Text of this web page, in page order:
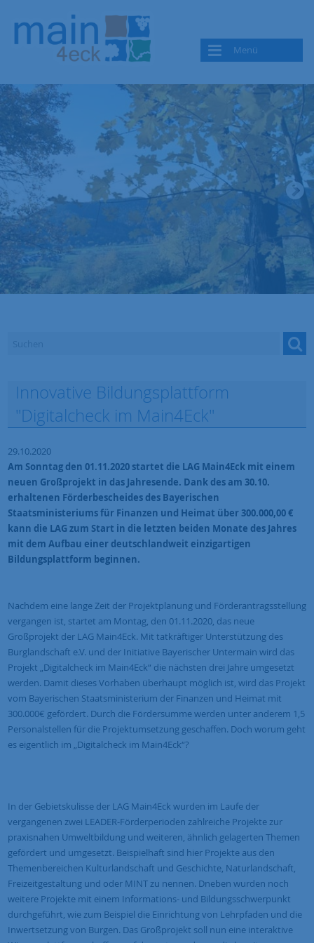
Menü
Die LAG Main4Eck
Die Gebietskulisse
Organisationsstruktur
Team
Termine
Mitglied werden
Netzwerkpartner*innen
LEADER
BIA
Mein Projekt
100Projekte
Innovative Bildungsplattform
"Digitalcheck im Main4Eck"
29.10.2020
Am Sonntag den 01.11.2020 startet die LAG Main4Eck mit einem
neuen Großprojekt in das Jahresende. Dank des am 30.10.
erhaltenen Förderbescheides des Bayerischen
Staatsministeriums für Finanzen und Heimat über 300.000,00 €
kann die LAG zum Start in die letzten beiden Monate des Jahres
mit dem Aufbau einer deutschlandweit einzigartigen
Bildungsplattform beginnen.
Nachdem eine lange Zeit der Projektplanung und Förderantragsstellung
vergangen ist, startet am Montag, den 01.11.2020, das neue
Großprojekt der LAG Main4Eck. Mit tatkräftiger Unterstützung des
Burglandschaft e.V. und der Initiative Bayerischer Untermain wird das
Projekt „Digitalcheck im Main4Eck“ die nächsten drei Jahre umgesetzt
werden. Damit dieses Vorhaben überhaupt möglich ist, wird das Projekt
vom Bayerischen Staatsministerium der Finanzen und Heimat mit
300.000€ gefördert. Durch die Fördersumme werden unter anderem 1,5
Personalstellen für die Projektumsetzung geschaffen. Doch worum geht
es eigentlich im „Digitalcheck im Main4Eck“?
In der Gebietskulisse der LAG Main4Eck wurden im Laufe der
vergangenen zwei LEADER-Förderperioden zahlreiche Projekte zur
praxisnahen Umweltbildung und weiteren, ähnlich gelagerten Themen
gefördert und umgesetzt. Beispielhaft sind hier Projekte aus den
Themenbereichen Kulturlandschaft und Geschichte, Naturlandschaft,
Freizeitgestaltung und oder MINT zu nennen. Dneben wurden noch
weitere Projekte mit einem Informations- und Bildungsschwerpunkt
durchgeführt, wie zum Beispiel die Einrichtung von Lehrpfaden und die
Inwertsetzung von Burgen. Das Großprojekt soll nun eine interaktive